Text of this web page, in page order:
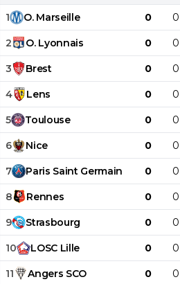
bouffon inculte
1 O. Marseille 0 0
2 O. Lyonnais 0 0
3 Brest 0 0
4 Lens 0 0
5 Toulouse 0 0
6 Nice 0 0
7 Paris Saint Germain 0 0
8 Rennes 0 0
9 Strasbourg 0 0
10 LOSC Lille 0 0
11 Angers SCO 0 0